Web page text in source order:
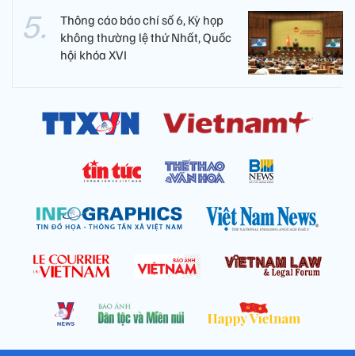
Thông cáo báo chí số 6, Kỳ họp
không thường lệ thứ Nhất, Quốc
hội khóa XVI